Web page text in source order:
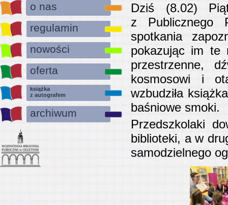
o nas
regulamin
nowości
oferta
książka
z autografem
archiwum
Dziś (8.02)
z Publicznego
spotkania
pokazując im te
przestrzenne,
kosmosowi i
wzbudziła
baśniowe smoki.
Przedszkolaki
biblioteki, a w
samodzielnego